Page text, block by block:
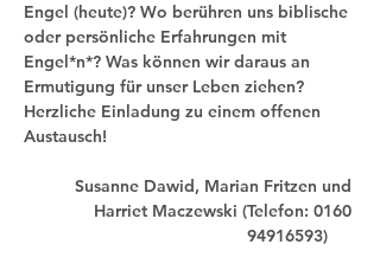
Engel (heute)? Wo berühren uns biblische
oder persönliche Erfahrungen mit
Engel*n*? Was können wir daraus an
Ermutigung für unser Leben ziehen?
Herzliche Einladung zu einem offenen
Austausch!
Susanne Dawid, Marian Fritzen und
Harriet Maczewski (Telefon: 0160
94916593)